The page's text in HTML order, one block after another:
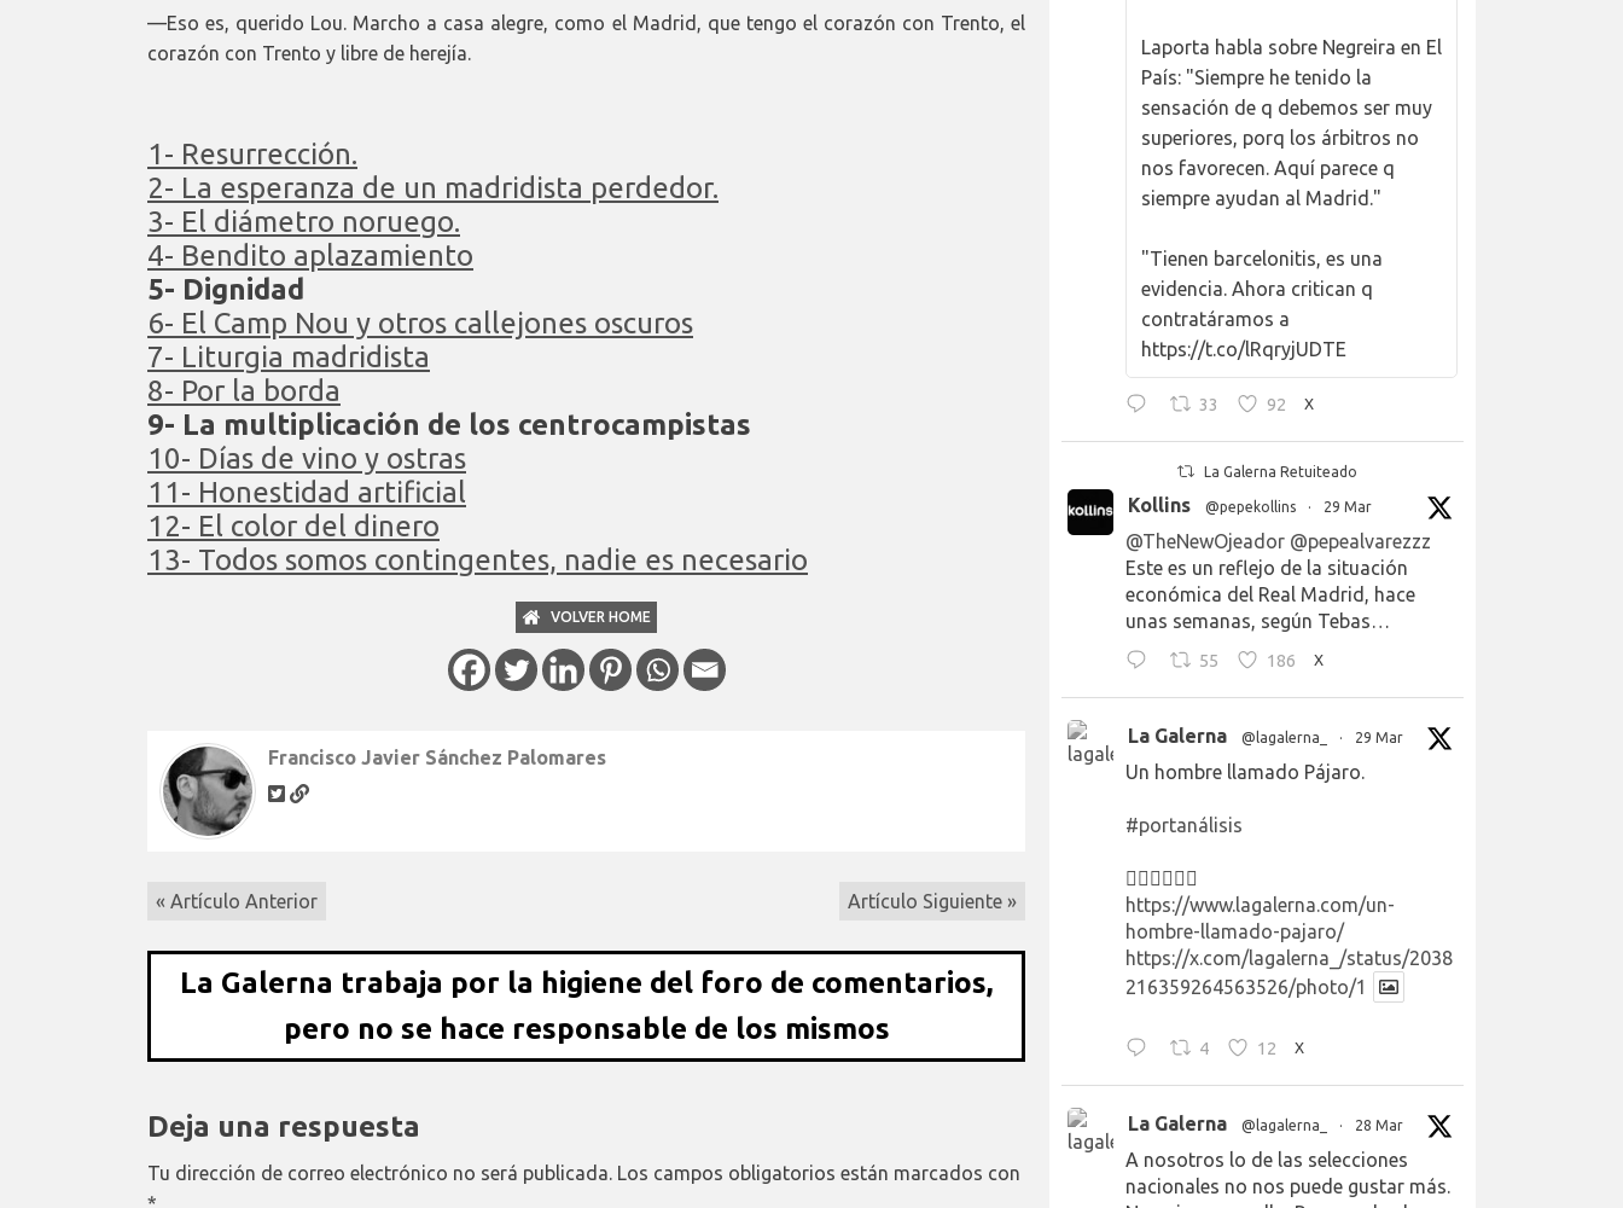
—Eso es, querido Lou. Marcho a casa alegre, como el Madrid, que tengo el corazón con Trento, el
corazón con Trento y libre de herejía.
1- Resurrección.
2- La esperanza de un madridista perdedor.
3- El diámetro noruego.
4- Bendito aplazamiento
5- Dignidad
6- El Camp Nou y otros callejones oscuros
7- Liturgia madridista
8- Por la borda
9- La multiplicación de los centrocampistas
10- Días de vino y ostras
11- Honestidad artificial
12- El color del dinero
13- Todos somos contingentes, nadie es necesario
VOLVER HOME
Francisco Javier Sánchez Palomares
« Artículo Anterior Artículo Siguiente »
La Galerna trabaja por la higiene del foro de comentarios,
pero no se hace responsable de los mismos
Deja una respuesta
Tu dirección de correo electrónico no será publicada. Los campos obligatorios están marcados con
*
Laporta habla sobre Negreira en El
País: "Siempre he tenido la
sensación de q debemos ser muy
superiores, porq los árbitros no
nos favorecen. Aquí parece q
siempre ayudan al Madrid."
"Tienen barcelonitis, es una
evidencia. Ahora critican q
contratáramos a
https://t.co/lRqryjUDTE
33 92 X
La Galerna Retuiteado
Kollins @pepekollins · 29 Mar
@TheNewOjeador @pepealvarezzz
Este es un reflejo de la situación
económica del Real Madrid, hace
unas semanas, según Tebas…
55 186 X
La Galerna @lagalerna_ · 29 Mar
Un hombre llamado Pájaro.
#portanálisis
👉🏻👉🏻👉🏻
https://www.lagalerna.com/un-
hombre-llamado-pajaro/
https://x.com/lagalerna_/status/2038
216359264563526/photo/1
4 12 X
La Galerna @lagalerna_ · 28 Mar
A nosotros lo de las selecciones
nacionales no nos puede gustar más.